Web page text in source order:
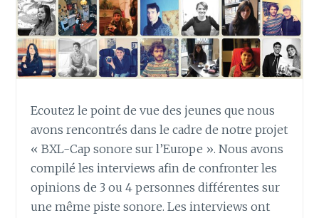
Ecoutez le point de vue des jeunes que nous
avons rencontrés dans le cadre de notre projet
« BXL-Cap sonore sur l’Europe ». Nous avons
compilé les interviews afin de confronter les
opinions de 3 ou 4 personnes différentes sur
une même piste sonore. Les interviews ont